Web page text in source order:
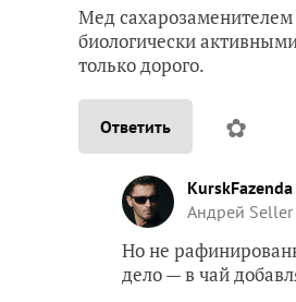
Мед сахарозаменителем
биологически
только дорого.
Ответить ✿
KurskFazenda
Андрей Seller
Но не
дело — в чай